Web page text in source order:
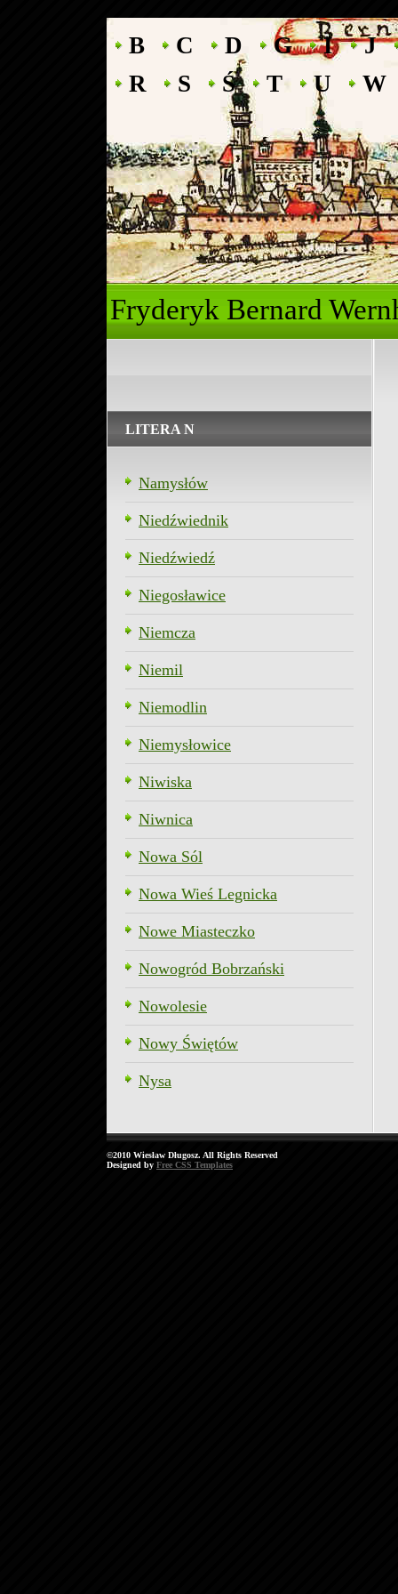
B C D G I
J
R
S Ś T U W
Fryderyk
LITERA N
Namysłów
Niedźwiednik
Niedźwiedź
Niegosławice
Niemcza
Niemil
Niemodlin
Niemysłowice
Niwiska
Niwnica
Nowa Sól
Nowa Wieś Legnicka
Nowe Miasteczko
Nowogród Bobrzański
Nowolesie
Nowy Świętów
Nysa
©2010 Wiesław Długosz. All Rights Reserved
Designed by Free CSS Templates